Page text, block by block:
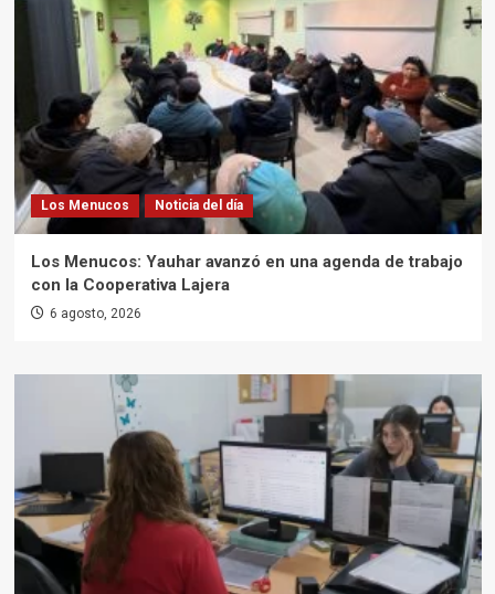
Los Menucos Noticia del día
Los Menucos: Yauhar avanzó en una agenda de trabajo
con la Cooperativa Lajera
6 agosto, 2026